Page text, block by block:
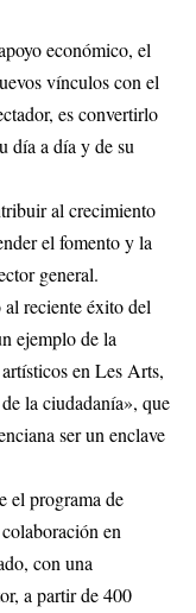
económico, el
vínculos con el
es convertirlo
día a día y de su
al crecimiento
el fomento y la
general.
reciente éxito del
ejemplo de la
en Les Arts,
la ciudadanía», que
ser un enclave
el programa de
en
con una
a partir de 400